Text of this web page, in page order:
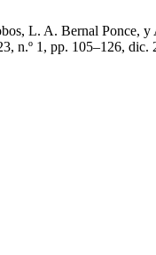
L. A. Bernal Ponce, y
n.º 1, pp. 105–126, dic.